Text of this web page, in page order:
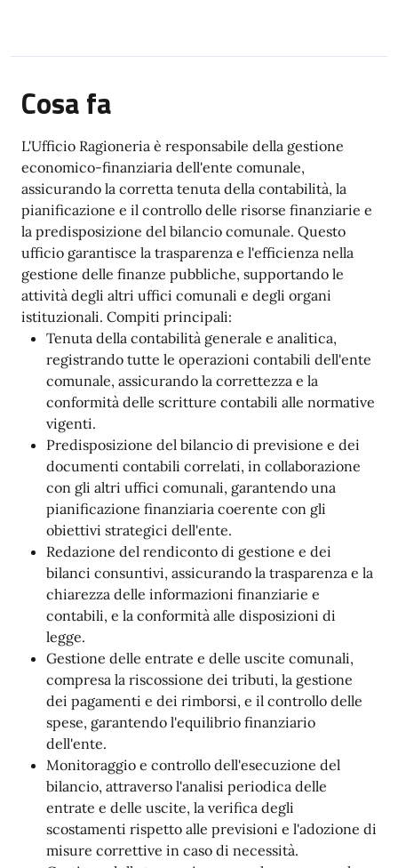
Cosa fa
L'Ufficio Ragioneria è responsabile della gestione
economico-finanziaria dell'ente comunale,
assicurando la corretta tenuta della contabilità, la
pianificazione e il controllo delle risorse finanziarie e
la predisposizione del bilancio comunale. Questo
ufficio garantisce la trasparenza e l'efficienza nella
gestione delle finanze pubbliche, supportando le
attività degli altri uffici comunali e degli organi
istituzionali. Compiti principali:
Tenuta della contabilità generale e analitica,
registrando tutte le operazioni contabili dell'ente
comunale, assicurando la correttezza e la
conformità delle scritture contabili alle normative
vigenti.
Predisposizione del bilancio di previsione e dei
documenti contabili correlati, in collaborazione
con gli altri uffici comunali, garantendo una
pianificazione finanziaria coerente con gli
obiettivi strategici dell'ente.
Redazione del rendiconto di gestione e dei
bilanci consuntivi, assicurando la trasparenza e la
chiarezza delle informazioni finanziarie e
contabili, e la conformità alle disposizioni di
legge.
Gestione delle entrate e delle uscite comunali,
compresa la riscossione dei tributi, la gestione
dei pagamenti e dei rimborsi, e il controllo delle
spese, garantendo l'equilibrio finanziario
dell'ente.
Monitoraggio e controllo dell'esecuzione del
bilancio, attraverso l'analisi periodica delle
entrate e delle uscite, la verifica degli
scostamenti rispetto alle previsioni e l'adozione di
misure correttive in caso di necessità.